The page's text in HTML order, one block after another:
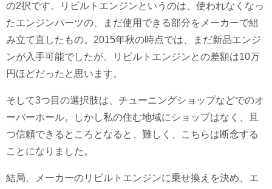
の2択です。リビルトエンジンというのは、使われなくなっ
たエンジンパーツの、まだ使用できる部分をメーカーで組
み立て直したもの。2015年秋の時点では、まだ新品エンジ
ンが入手可能でしたが、リビルトエンジンとの差額は10万
円ほどだったと思います。
そして3つ目の選択肢は、チューニングショップなどでのオ
ーバーホール。しかし私の住む地域にショップはなく、且
つ信頼できるところとなると、難しく、こちらは断念する
ことになりました。
結局、メーカーのリビルトエンジンに乗せ換えを決め、エ